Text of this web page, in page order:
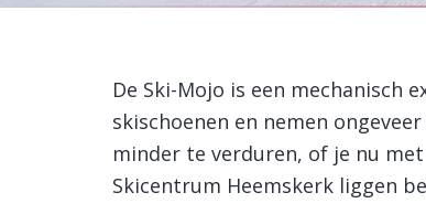
Ski-Mojo
De Ski-Mojo is een mechanisch
skischoenen en nemen
minder te verduren, of je nu
Skicentrum Heemskerk liggen